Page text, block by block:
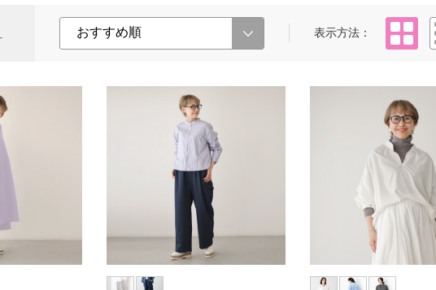
表示方法